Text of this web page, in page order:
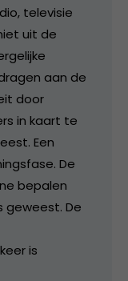
televisie
uit de
aan de
door
in kaart te
Een
De
bepalen
De
is